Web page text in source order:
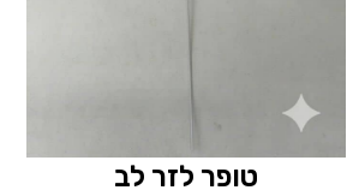
טופר לזר לב